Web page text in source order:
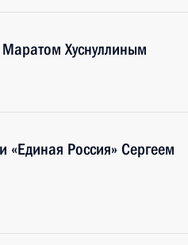
Хуснуллиным
«Единая Россия» Сергеем